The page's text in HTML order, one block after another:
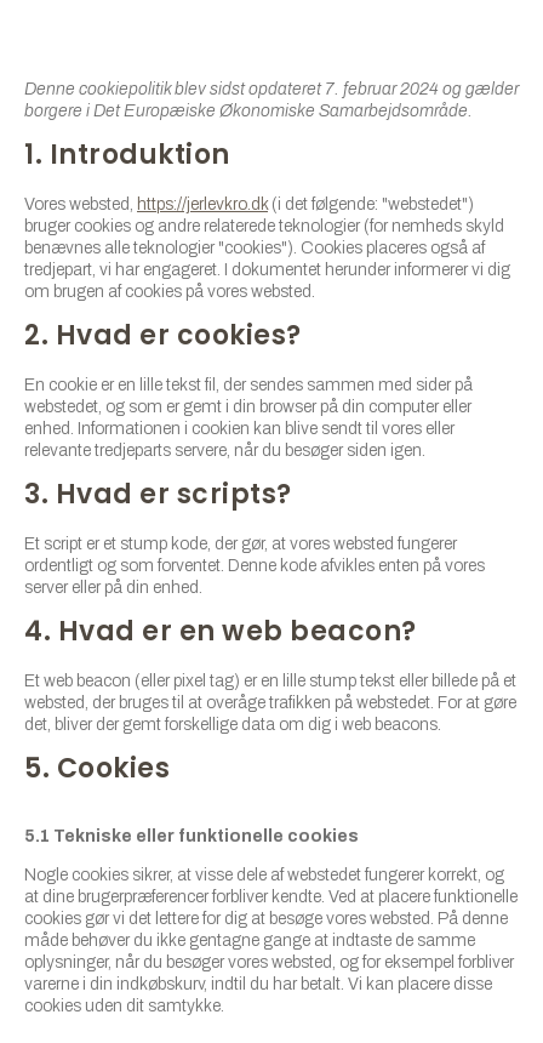
Denne cookiepolitik blev sidst opdateret 7. februar 2024 og gælder
borgere i Det Europæiske Økonomiske Samarbejdsområde.
1. Introduktion
Vores websted, https://jerlevkro.dk(i det følgende: "webstedet")
bruger cookies og andre relaterede teknologier (for nemheds skyld
benævnes alle teknologier "cookies"). Cookies placeres også af
tredjepart, vi har engageret. I dokumentet herunder informerer vi dig
om brugen af ​​cookies på vores websted.
2. Hvad er cookies?
En cookie er en lille tekst fil, der sendes sammen med sider på
webstedet, og som er gemt i din browser på din computer eller
enhed. Informationen i cookien kan blive sendt til vores eller
relevante tredjeparts servere, når du besøger siden igen.
3. Hvad er scripts?
Et script er et stump kode, der gør, at vores websted fungerer
ordentligt og som forventet. Denne kode afvikles enten på vores
server eller på din enhed.
4. Hvad er en web beacon?
Et web beacon (eller pixel tag) er en lille stump tekst eller billede på et
websted, der bruges til at overåge trafikken på webstedet. For at gøre
det, bliver der gemt forskellige data om dig i web beacons.
5. Cookies
5.1 Tekniske eller funktionelle cookies
Nogle cookies sikrer, at visse dele af webstedet fungerer korrekt, og
at dine brugerpræferencer forbliver kendte. Ved at placere funktionelle
cookies gør vi det lettere for dig at besøge vores websted. På denne
måde behøver du ikke gentagne gange at indtaste de samme
oplysninger, når du besøger vores websted, og for eksempel forbliver
varerne i din indkøbskurv, indtil du har betalt. Vi kan placere disse
cookies uden dit samtykke.